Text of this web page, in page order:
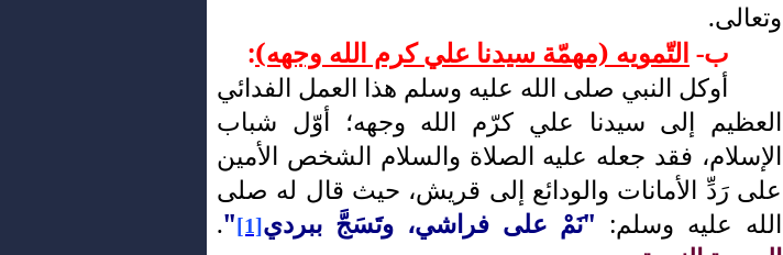
وتعالى.
ب- التّمويه (مهمّة سيدنا علي كرم الله وجهه):
أوكل النبي صلى الله عليه وسلم هذا العمل الفدائي
العظيم إلى سيدنا علي كرّم الله وجهه؛ أوّل شباب
الإسلام، فقد جعله عليه الصلاة والسلام الشخص الأمين
على رَدِّ الأمانات والودائع إلى قريش، حيث قال له صلى
الله عليه وسلم: "نَمْ على فراشي، وتَسَجَّ ببردي[1]
"
.